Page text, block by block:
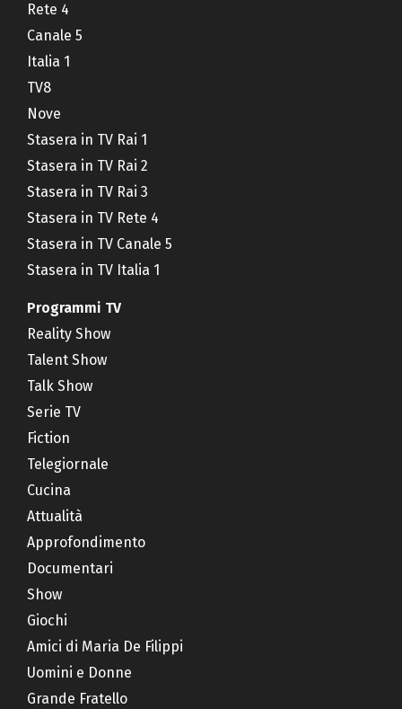
Rete 4
Canale 5
Italia 1
TV8
Nove
Stasera in TV Rai 1
Stasera in TV Rai 2
Stasera in TV Rai 3
Stasera in TV Rete 4
Stasera in TV Canale 5
Stasera in TV Italia 1
Programmi TV
Reality Show
Talent Show
Talk Show
Serie TV
Fiction
Telegiornale
Cucina
Attualità
Approfondimento
Documentari
Show
Giochi
Amici di Maria De Filippi
Uomini e Donne
Grande Fratello